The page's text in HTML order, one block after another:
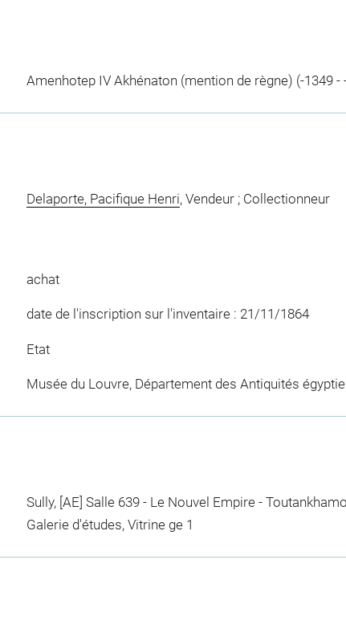
Amenhotep IV Akhénaton (mention de règne) (-1349 -
Delaporte, Pacifique Henri, Vendeur ; Collectionneur
achat
date de l'inscription sur l'inventaire : 21/11/1864
Etat
Musée du Louvre, Département des Antiquités
Sully, [AE] Salle 639 - Le Nouvel Empire -
Galerie d'études, Vitrine ge 1